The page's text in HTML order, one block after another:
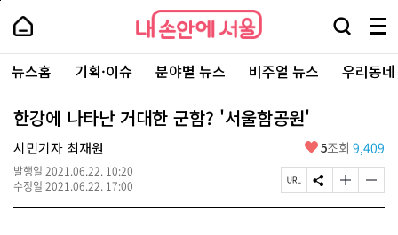
본
로
가
내
손
안
에
서
울
-
서
울
시
대
표
소
내
손
에
울
검
창
열
기
메
뉴
전
체
보
주
요
서
뉴스홈 기획·이슈 분야별 뉴스 비주얼 뉴스 우리동
한강에 나타난 거대한 군함? '서울함공원'
시민기자 최재원
발행일 2021.06.22. 10:20
수정일 2021.06.22. 17:00
좋
요
5조회 9,409
페
이
S
N
글
자
글
자
페
상
단
로